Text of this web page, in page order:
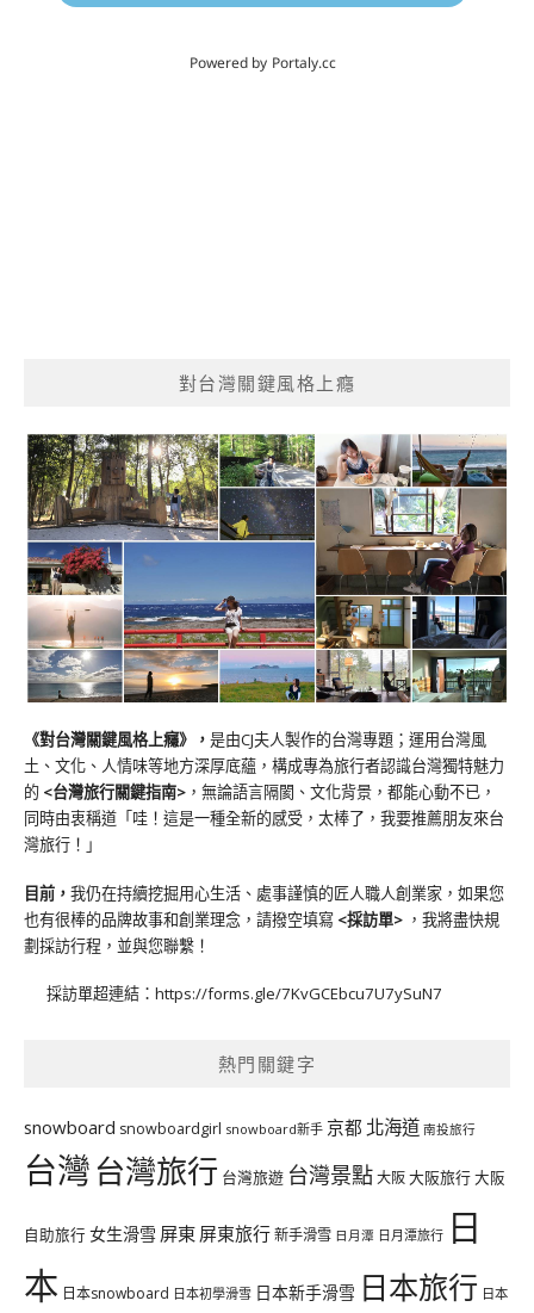
對台灣關鍵風格上癮
《對台灣關鍵風格上癮》 ， 是由CJ夫人製作的台灣專題；運用台灣風
土、文化、人情味等地方深厚底蘊，構成專為旅行者認識台灣獨特魅力
的 <台灣旅行關鍵指南> ，無論語言隔閡、文化背景，都能心動不已，
同時由衷稱道「哇！這是一種全新的感受，太棒了，我要推薦朋友來台
灣旅行！」
目前， 我仍在持續挖掘用心生活、處事謹慎的匠人職人創業家，如果您
也有很棒的品牌故事和創業理念，請撥空填寫 <採訪單> ，我將盡快規
劃採訪行程，並與您聯繫！
採訪單超連結： https://forms.gle/7KvGCEbcu7U7ySuN7
熱門關鍵字
snowboard snowboardgirl snowboard新手 京都 北海道 南投旅行
台灣台灣旅行 台灣旅遊 台灣景點大阪大阪旅行大阪
自助旅行 女生滑雪 屏東 屏東旅行新手滑雪 日月潭 日月潭旅行 日
本 日本snowboard 日本初學滑雪 日本新手滑雪 日本旅行 日本